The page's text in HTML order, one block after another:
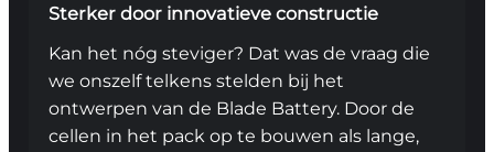
Sterker door innovatieve constructie
Kan het nóg steviger? Dat was de vraag die
we onszelf telkens stelden bij het
ontwerpen van de Blade Battery. Door de
cellen in het pack op te bouwen als lange,